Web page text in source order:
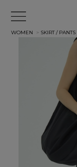
WOMEN > SKIRT / PANTS